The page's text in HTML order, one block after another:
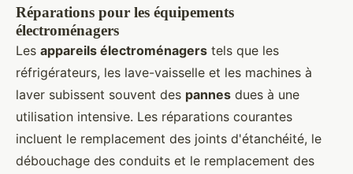
Réparations pour les équipements
électroménagers
Les appareils électroménagers tels que les
réfrigérateurs, les lave-vaisselle et les machines à
laver subissent souvent des pannes dues à une
utilisation intensive. Les réparations courantes
incluent le remplacement des joints d'étanchéité, le
débouchage des conduits et le remplacement des